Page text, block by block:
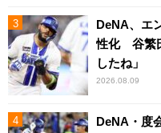
DeNA、エ
性化 谷繁
したね」
2026.08.09
DeNA・度